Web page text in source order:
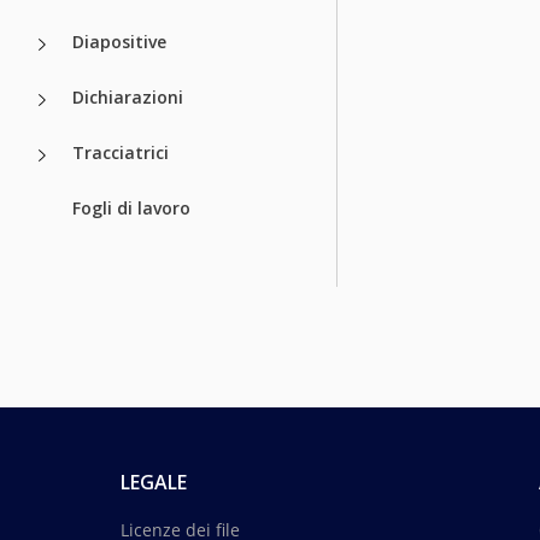
Diapositive
Dichiarazioni
Tracciatrici
Fogli di lavoro
LEGALE
Licenze dei file